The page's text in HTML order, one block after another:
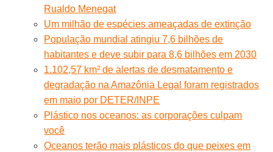
Rualdo Menegat
Um milhão de espécies ameaçadas de extinção
População mundial atingiu 7,6 bilhões de
habitantes e deve subir para 8,6 bilhões em 2030
1.102,57 km² de alertas de desmatamento e
degradação na Amazônia Legal foram registrados
em maio por DETER/INPE
Plástico nos oceanos: as corporações culpam
você
Oceanos terão mais plásticos do que peixes em